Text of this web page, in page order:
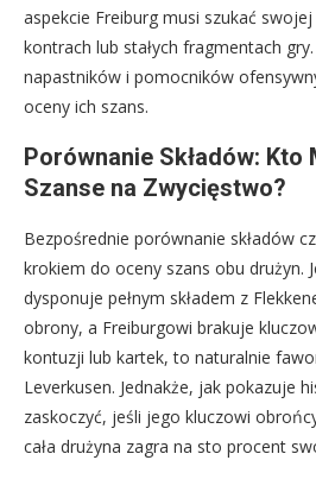
aspekcie Freiburg musi szukać
kontrach lub stałych fragmentach
napastników i pomocników
oceny ich szans.
Porównanie Składów: Kto
Szanse na Zwycięstwo?
Bezpośrednie porównanie składów
krokiem do oceny szans obu drużyn.
dysponuje pełnym składem z
obrony, a Freiburgowi brakuje
kontuzji lub kartek, to naturalnie
Leverkusen. Jednakże, jak pokazuje
zaskoczyć, jeśli jego kluczowi
cała drużyna zagra na sto procent